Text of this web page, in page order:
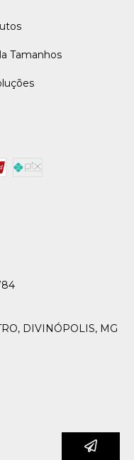
Tamanhos
DIVINÓPOLIS, MG